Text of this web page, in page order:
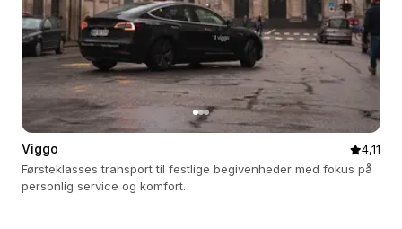
Viggo
4,11
Førsteklasses transport til festlige begivenheder med fokus på
personlig service og komfort.